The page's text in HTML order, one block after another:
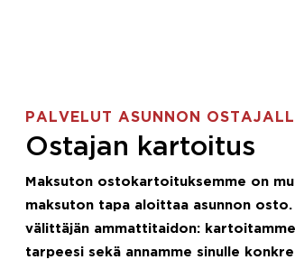
PALVELUT ASUNNON
Ostajan kartoitus
Maksuton ostokartoituksemme on
maksuton tapa aloittaa asunnon
välittäjän ammattitaidon:
tarpeesi sekä annamme sinulle